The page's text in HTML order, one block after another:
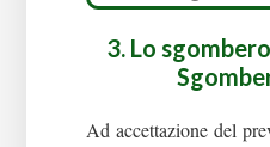
3. Lo
Ad accettazione del